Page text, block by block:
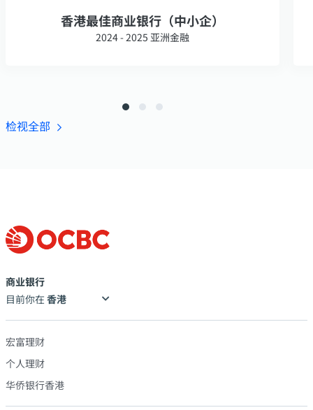
香港最佳商业银行（中小企）
2024 - 2025 亚洲金融
检视全部
商业银行
目前你在
宏富理财
个人理财
华侨银行香港